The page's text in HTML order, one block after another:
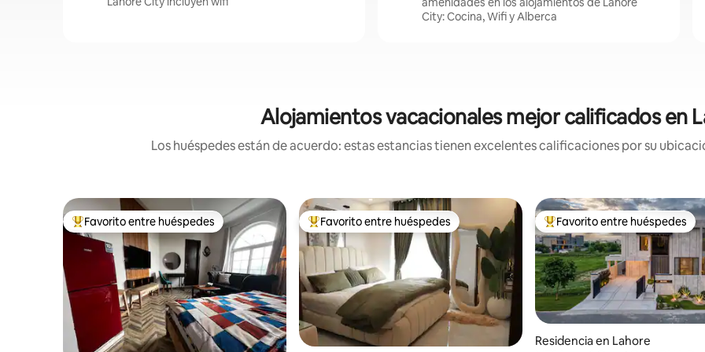
City: Cocina, Wifi y Alberca
Alojamientos vacacionales mejor calificados en
Los huéspedes están de acuerdo: estas estancias tienen excelentes calificaciones por su
De los mejores en Favorito entre huéspedes
Favorito entre huéspedes De los mejores en Favorito entre huéspedes
Favorito entre huéspedes De los mejores en Favorito
Favorito entre huéspedes
Residencia en Lahore